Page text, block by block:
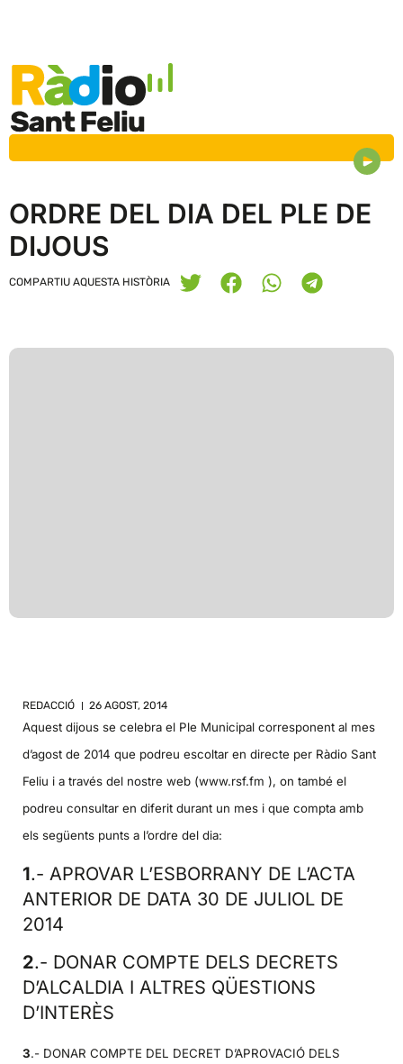
ORDRE DEL DIA DEL PLE DE
DIJOUS
COMPARTIU AQUESTA HISTÒRIA
REDACCIÓ 26 AGOST, 2014
Aquest dijous se celebra el Ple Municipal corresponent al mes
d’agost de 2014 que podreu escoltar en directe per Ràdio Sant
Feliu i a través del nostre web (www.rsf.fm ), on també el
podreu consultar en diferit durant un mes i que compta amb
els següents punts a l’ordre del dia:
1.- APROVAR L’ESBORRANY DE L’ACTA
ANTERIOR DE DATA 30 DE JULIOL DE
2014
2.- DONAR COMPTE DELS DECRETS
D’ALCALDIA I ALTRES QÜESTIONS
D’INTERÈS
3.- DONAR COMPTE DEL DECRET D’APROVACIÓ DELS